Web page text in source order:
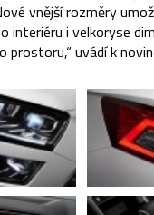
vnější rozměry
interiéru i velkoryse
prostoru,“ uvádí k